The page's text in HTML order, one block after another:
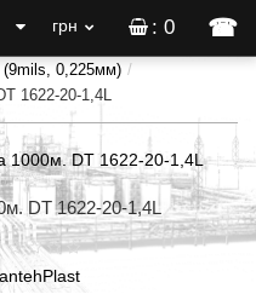
: 0 ☎
грн
(9mils, 0,225мм)
1622-20-1,4L
DT 1622-20-1,4L